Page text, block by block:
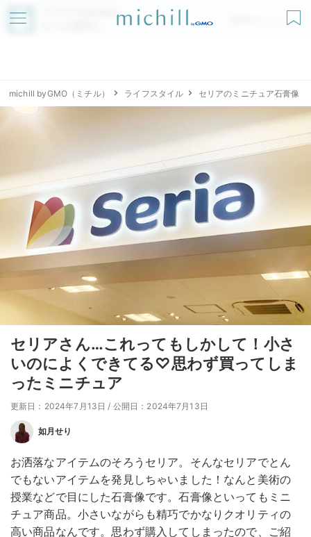
アプリでmichillが
無料ダウンロード
michill byGMO（ミチル） ライフスタイル セリアのミニチュア石膏像
セリアさん…これってもしかして！小さ
いのによくできてる♡思わず買ってしま
ったミニチュア
更新日：2024年7月13日 / 公開日：2024年7月13日
如月せり
お洒落なアイテムのそろうセリア。そんなセリアでとん
でもないアイテムを発見しちゃいました！なんと美術の
授業などで目にした石膏像です。石膏像といってもミニ
チュア商品。小さいながらも精巧でかなりクオリティの
高い商品なんです。思わず購入してしまったので、ご紹